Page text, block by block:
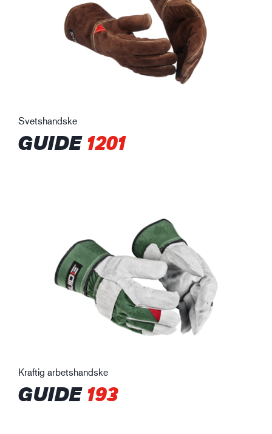
Svetshandske
GUIDE1201
Kraftig arbetshandske
GUIDE193